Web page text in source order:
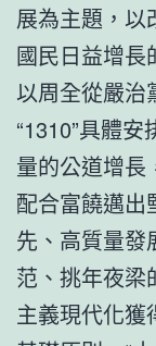
展為主題，以
國民日益增長
以周全從嚴治
“1310”具體
量的公道增長
配合富饒邁出
先、高質量發
范、挑年夜梁
主義現代化獲